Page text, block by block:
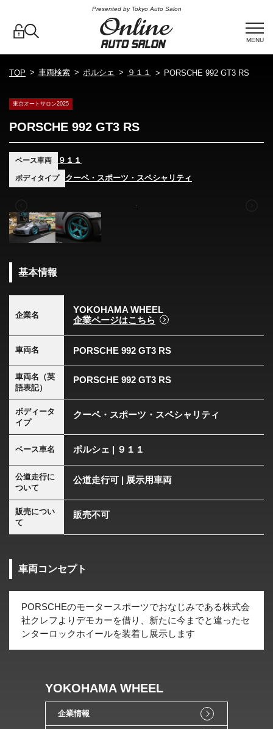
Presented by Tokyo Auto Salon
MENU
TOP 車両検索 ポルシェ ９１１ PORSCHE 992 GT3 RS
東京オートサロン2025
PORSCHE 992 GT3 RS
ベース車両 ９１１
ボディタイプ クーペ・スポーツ・スペシャリティ
基本情報
企業名
YOKOHAMA WHEEL
企業ページはこちら
車両名 PORSCHE 992 GT3 RS
車両名（英
語表記）
PORSCHE 992 GT3 RS
ボディータ
イプ
クーペ・スポーツ・スペシャリティ
ベース車名 ポルシェ | ９１１
公道走行に
ついて
公道走行可 | 展示用車両
販売につい
て
販売不可
車両コンセプト
PORSCHEのモータースポーツでおなじみである株式会
社クレフよりデモカーを借り、新たに今までと違ったセ
ンターロックホイールを装着し展示します
YOKOHAMA WHEEL
企業情報